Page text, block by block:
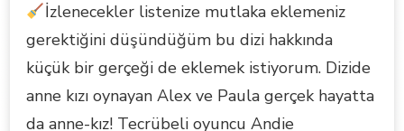
İzlenecekler listenize mutlaka eklemeniz
gerektiğini düşündüğüm bu dizi hakkında
küçük bir gerçeği de eklemek istiyorum. Dizide
anne kızı oynayan Alex ve Paula gerçek hayatta
da anne-kız! Tecrübeli oyuncu Andie